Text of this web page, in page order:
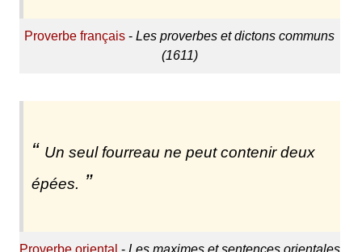
Proverbe français -Les proverbes et dictons communs
(1611)
Un seul fourreau ne peut contenir deux
épées.
Proverbe oriental - Les maximes et sentences orientales